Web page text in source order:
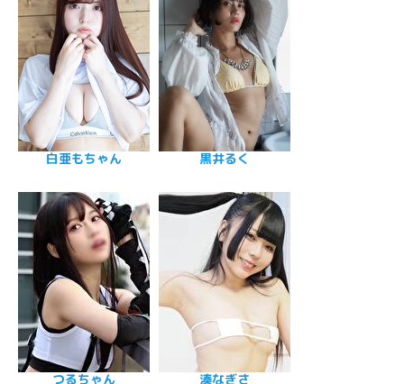
白亜もちゃん 黒井るく
つるちゃん 湊なぎさ